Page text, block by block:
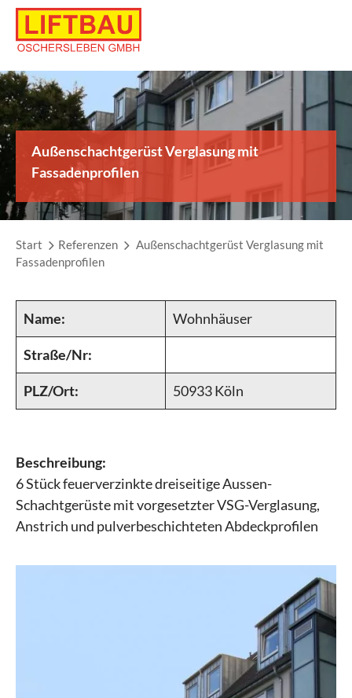
Skip
content
Außenschachtgerüst Verglasung mit
Fassadenprofilen
Start Referenzen
Außenschachtgerüst Verglasung mit
Fassadenprofilen
Name: Wohnhäuser
Straße/Nr:
PLZ/Ort: 50933 Köln
Beschreibung:
6 Stück feuerverzinkte dreiseitige Aussen-
Schachtgerüste mit vorgesetzter VSG-Verglasung,
Anstrich und pulverbeschichteten Abdeckprofilen